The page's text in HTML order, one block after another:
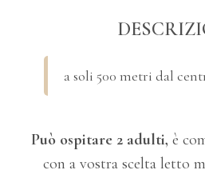
a soli 500 metri dal
Può ospitare 2 adulti, è
con a vostra scelta letto